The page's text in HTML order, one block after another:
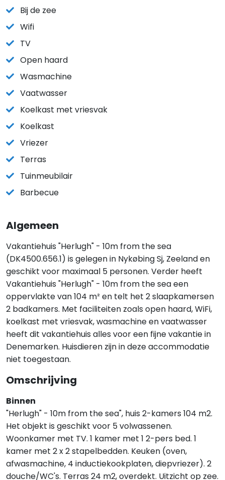
Bij de zee
Wifi
TV
Open haard
Wasmachine
Vaatwasser
Koelkast met vriesvak
Koelkast
Vriezer
Terras
Tuinmeubilair
Barbecue
Algemeen
Vakantiehuis "Herlugh" - 10m from the sea
(DK4500.656.1) is gelegen in Nykøbing Sj, Zeeland en
geschikt voor maximaal 5 personen. Verder heeft
Vakantiehuis "Herlugh" - 10m from the sea een
oppervlakte van 104 m² en telt het 2 slaapkamersen
2 badkamers. Met faciliteiten zoals open haard, WiFi,
koelkast met vriesvak, wasmachine en vaatwasser
heeft dit vakantiehuis alles voor een fijne vakantie in
Denemarken. Huisdieren zijn in deze accommodatie
niet toegestaan.
Omschrijving
Binnen
"Herlugh" - 10m from the sea", huis 2-kamers 104 m2.
Het objekt is geschikt voor 5 volwassenen.
Woonkamer met TV. 1 kamer met 1 2-pers bed. 1
kamer met 2 x 2 stapelbedden. Keuken (oven,
afwasmachine, 4 inductiekookplaten, diepvriezer). 2
douche/WC's. Terras 24 m2, overdekt. Uitzicht op zee.